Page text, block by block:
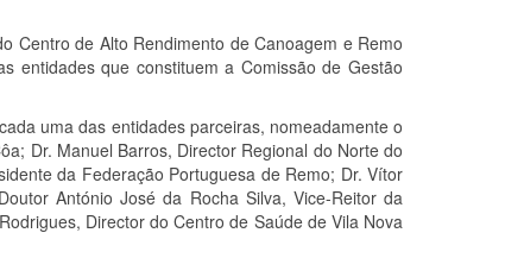
Centro de Alto Rendimento de Canoagem e Remo
entidades que constituem a Comissão de Gestão
uma das entidades parceiras, nomeadamente o
Dr. Manuel Barros, Director Regional do Norte do
da Federação Portuguesa de Remo; Dr. Vítor
António José da Rocha Silva, Vice-Reitor da
Director do Centro de Saúde de Vila Nova